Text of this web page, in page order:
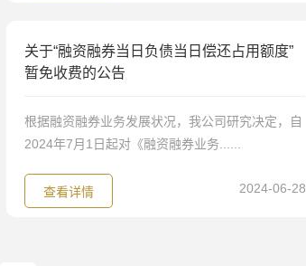
关于“融资融券当日负债当日偿还占用额度”
暂免收费的公告
根据融资融券业务发展状况，我公司研究决定，自
2024年7月1日起对《融资融券业务......
查看详情 2024-06-28